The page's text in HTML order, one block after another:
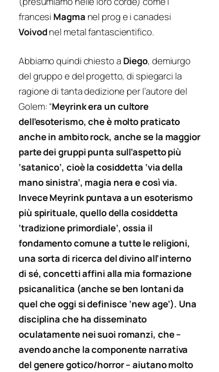
francesi Magma nel prog e i canadesi
Voivodnel metal fantascientifico.
Abbiamo quindi chiesto a Diego, demiurgo
del gruppo e del progetto, di spiegarci la
ragione di tanta dedizione per l’autore del
Golem: “Meyrink era un cultore
dell’esoterismo, che è molto praticato
anche in ambito rock, anche se la maggior
parte dei gruppi punta sull’aspetto più
‘satanico’, cioè la cosiddetta ‘via della
mano sinistra’, magia nera e così via.
Invece Meyrink puntava a un esoterismo
più spirituale, quello della cosiddetta
‘tradizione primordiale’, ossia il
fondamento comune a tutte le religioni,
una sorta di ricerca del divino all’interno
di sé, concetti affini alla mia formazione
psicanalitica (anche se ben lontani da
quel che oggi si definisce ‘new age’). Una
disciplina che ha disseminato
oculatamente nei suoi romanzi, che –
avendo anche la componente narrativa
del genere gotico/horror – aiutano molto